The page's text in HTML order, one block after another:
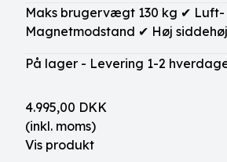
Maks brugervægt 130 kg ✔ Luft-
Magnetmodstand ✔ Høj
På lager - Levering 1-2
4.995,00 DKK
(inkl. moms)
Vis produkt